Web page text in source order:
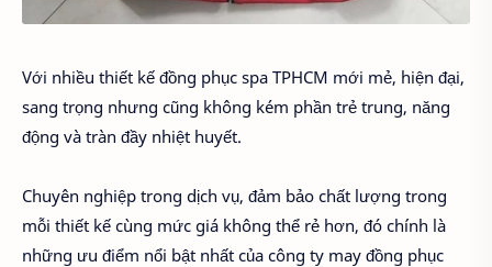
Với nhiều thiết kế đồng phục spa TPHCM mới mẻ, hiện đại,
sang trọng nhưng cũng không kém phần trẻ trung, năng
động và tràn đầy nhiệt huyết.
Chuyên nghiệp trong dịch vụ, đảm bảo chất lượng trong
mỗi thiết kế cùng mức giá không thể rẻ hơn, đó chính là
những ưu điểm nổi bật nhất của công ty may đồng phục